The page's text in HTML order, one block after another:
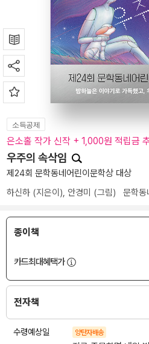
소득공제
은소홀 작가 신작 + 1,000원 적립금
우주의 속삭임
제24회 문학동네어린이문학상 대상
하신하 (지은이), 안경미 (그림) 문학동
종이책
카드최대혜택가
전자책
수령예상일 양탄자배송